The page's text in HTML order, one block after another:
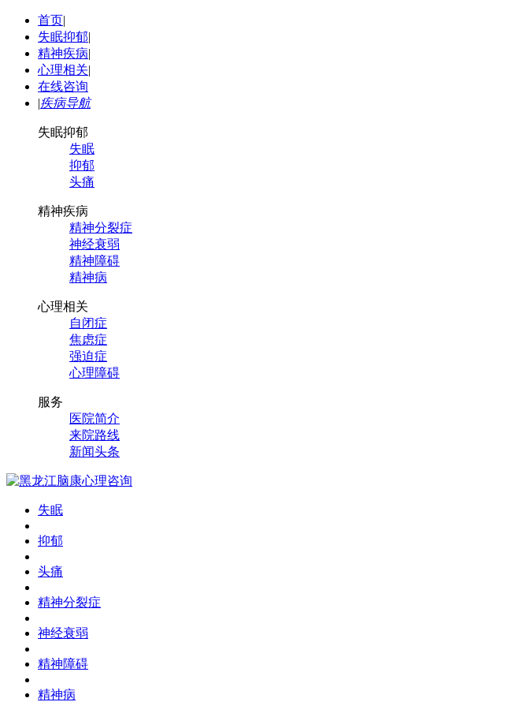
首页|
失眠抑郁|
精神疾病|
心理相关|
在线咨询
|疾病导航
失眠抑郁
失眠
抑郁
头痛
精神疾病
精神分裂症
神经衰弱
精神障碍
精神病
心理相关
自闭症
焦虑症
强迫症
心理障碍
服务
医院简介
来院路线
新闻头条
失眠
抑郁
头痛
精神分裂症
神经衰弱
精神障碍
精神病